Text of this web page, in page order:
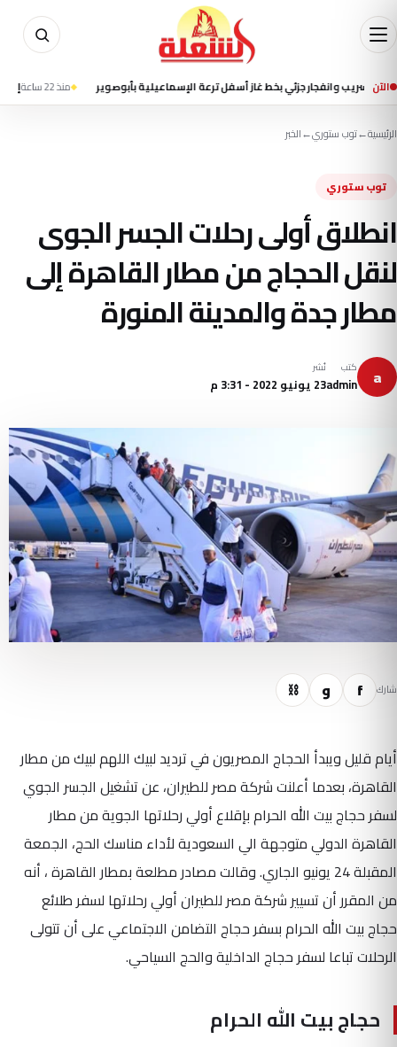
الآن جزئي بخط غاز أسفل ترعة الإسماعيلية بأبوصوير منذ 22 ساعة إعلام إيراني
الرئيسية←توب ستوري←الخبر
توب ستوري
انطلاق أولى رحلات الجسر الجوى
لنقل الحجاج من مطار القاهرة إلى
مطار جدة والمدينة المنورة
a كتب
admin
نُشر
23 يونيو 2022 - 3:31 م
شارك f و ⛓
أيام قليل ويبدأ الحجاج المصريون في ترديد لبيك اللهم لبيك من مطار
القاهرة، بعدما أعلنت شركة مصر للطيران، عن تشغيل الجسر الجوي
لسفر حجاج بيت الله الحرام بإقلاع أولي رحلاتها الجوية من مطار
القاهرة الدولي متوجهة الي السعودية لأداء مناسك الحج، الجمعة
المقبلة 24 يونيو الجاري. وقالت مصادر مطلعة بمطار القاهرة ، أنه
من المقرر أن تسيير شركة مصر للطيران أولي رحلاتها لسفر طلائع
حجاج بيت الله الحرام بسفر حجاج التضامن الاجتماعي على أن تتولى
الرحلات تباعا لسفر حجاج الداخلية والحج السياحي.
حجاج بيت الله الحرام